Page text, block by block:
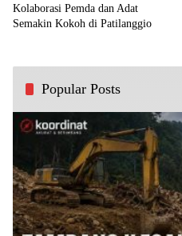
Kolaborasi Pemda dan Adat
Semakin Kokoh di Patilanggio
Popular Posts